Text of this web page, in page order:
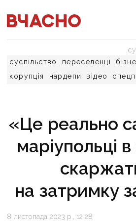
суспільство переселенці
корупція
нардепи відео
«Це реально
маріупольці в
на затримку
8 листопада 2023 р., 12:28